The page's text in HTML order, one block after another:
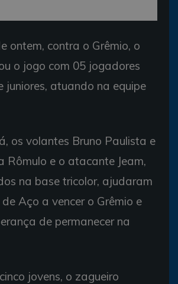
ontem, contra o Grêmio, o
o jogo com 05 jogadores
juniores, atuando na equipe
os volantes Bruno Paulista e
Rômulo e o atacante Jeam,
na base tricolor, ajudaram
Aço a vencer o Grêmio e
de permanecer na
jovens, o zagueiro